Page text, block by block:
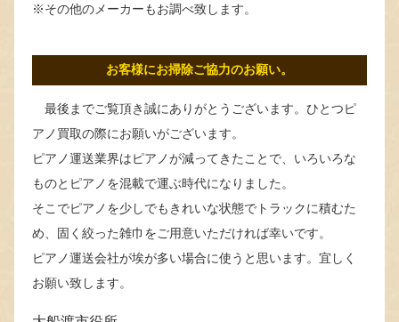
※その他のメーカーもお調べ致します。
お客様にお掃除ご協力のお願い。
最後までご覧頂き誠にありがとうございます。ひとつピ
アノ買取の際にお願いがございます。
ピアノ運送業界はピアノが減ってきたことで、いろいろな
ものとピアノを混載で運ぶ時代になりました。
そこでピアノを少しでもきれいな状態でトラックに積むた
め、固く絞った雑巾をご用意いただければ幸いです。
ピアノ運送会社が埃が多い場合に使うと思います。宜しく
お願い致します。